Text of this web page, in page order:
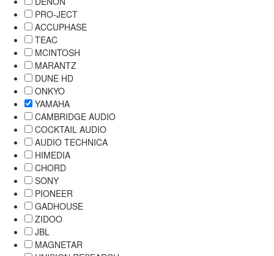
PRO-JECT
ACCUPHASE
TEAC
MCINTOSH
MARANTZ
DUNE HD
ONKYO
YAMAHA
CAMBRIDGE AUDIO
COCKTAIL AUDIO
AUDIO TECHNICA
HIMEDIA
CHORD
SONY
PIONEER
GADHOUSE
ZIDOO
JBL
MAGNETAR